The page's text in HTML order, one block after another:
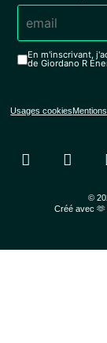
En m'inscrivant,
de Giordano R
Usages cookies
©
Créé avec 🫶